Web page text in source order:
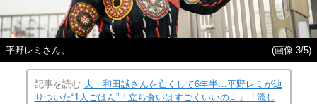
平野レミさん。 (画像 3/5)
記事を読む 夫・和田誠さんを亡くして6年半…平野レミが辿
りついた“1人ごはん”「立ち食いはすごくいいのよ」「流し